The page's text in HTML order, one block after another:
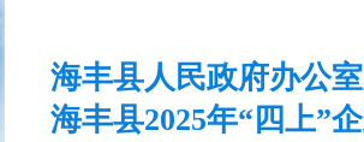
海丰县人民政府办公
海丰县2025年“四上”